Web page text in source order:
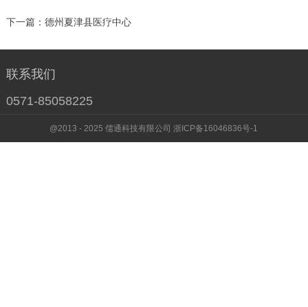
下一篇： 德州夏津县医疗中心
联系我们
0571-85058225
@2013 - 2025 儒通科技有限公司 浙ICP备16046836号-1